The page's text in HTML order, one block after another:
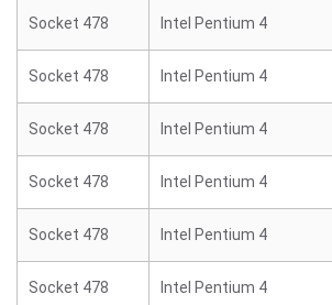
Socket 478 Intel Pentium 4
Socket 478 Intel Pentium 4
Socket 478 Intel Pentium 4
Socket 478 Intel Pentium 4
Socket 478 Intel Pentium 4
Socket 478 Intel Pentium 4